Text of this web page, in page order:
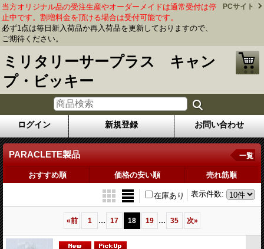
当方オリジナル品の受注生産やオーダーメイドは通常受付は停
止中です。割増料金を頂ける場合は受付可能です。
必ず1点は毎日新入荷品か再入荷品を更新しておりますので、
ご期待ください。
PCサイト
ミリタリーサープラス キャン
プ・ビッキー
ログイン 新規登録 お問い合わせ
PARACLETE製品 一覧
おすすめ順 価格の安い順 売れ筋順
表示件数:
在庫あり
«前 1 ... 17 18 19 ... 35 次»